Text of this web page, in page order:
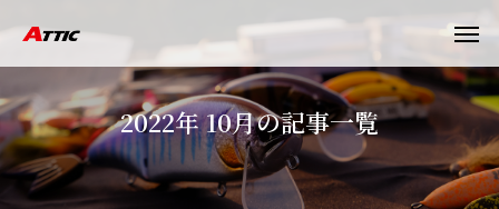
2022年10月の記事一覧